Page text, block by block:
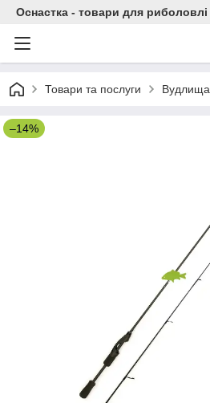
Оснастка - товари для риболовлі
Товари та послуги Вудлища
–14%